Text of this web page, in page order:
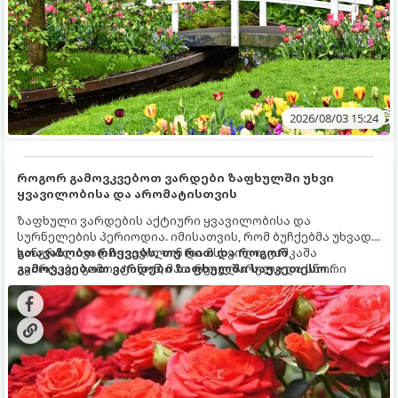
2026/08/03 15:24
როგორ გამოვკვებოთ ვარდები ზაფხულში უხვი
ყვავილობისა და არომატისთვის
ზაფხული ვარდების აქტიური ყვავილობისა და
სურნელების პერიოდია. იმისათვის, რომ ბუჩქებმა უხვად,
ხანგრძლივად იყვავილონ და მსხვილი, კაშკაშა
კვირტები გამოიტანონ, მათ რეგულარული და სწორი
გამოკვება სჭირდებათ. ზაფხულის პერიოდში მცენარის
მოთხოვნილებები იცვლება, ამიტომ მნიშვნელოვანია
ვიცოდეთ, რომელი სასუქები გამოიყენება ამ დროს.
გთავაზობთ რჩევებს, თუ რით და როგორ
გამოვკვებოთ ვარდები ზაფხულში საუკეთესო
შედეგის მისაღწევად: